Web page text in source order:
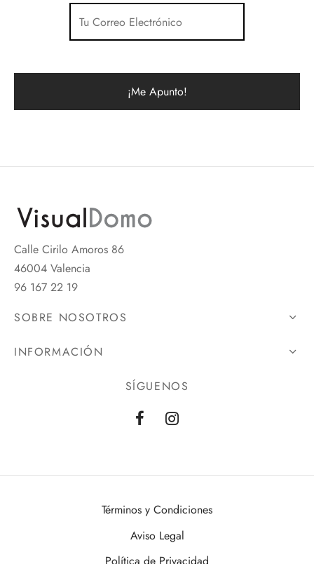
Calle Cirilo Amoros 86
46004 Valencia
96 167 22 19
SOBRE NOSOTROS
INFORMACIÓN
SÍGUENOS
Términos y Condiciones
Aviso Legal